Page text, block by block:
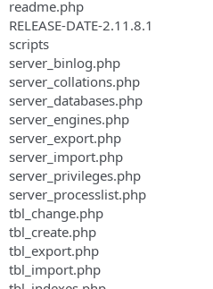
readme.php
RELEASE-DATE-2.11.8.1
scripts
server_binlog.php
server_collations.php
server_databases.php
server_engines.php
server_export.php
server_import.php
server_privileges.php
server_processlist.php
tbl_change.php
tbl_create.php
tbl_export.php
tbl_import.php